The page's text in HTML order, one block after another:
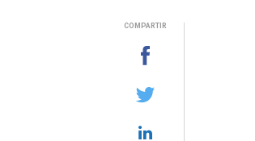
COMPARTIR